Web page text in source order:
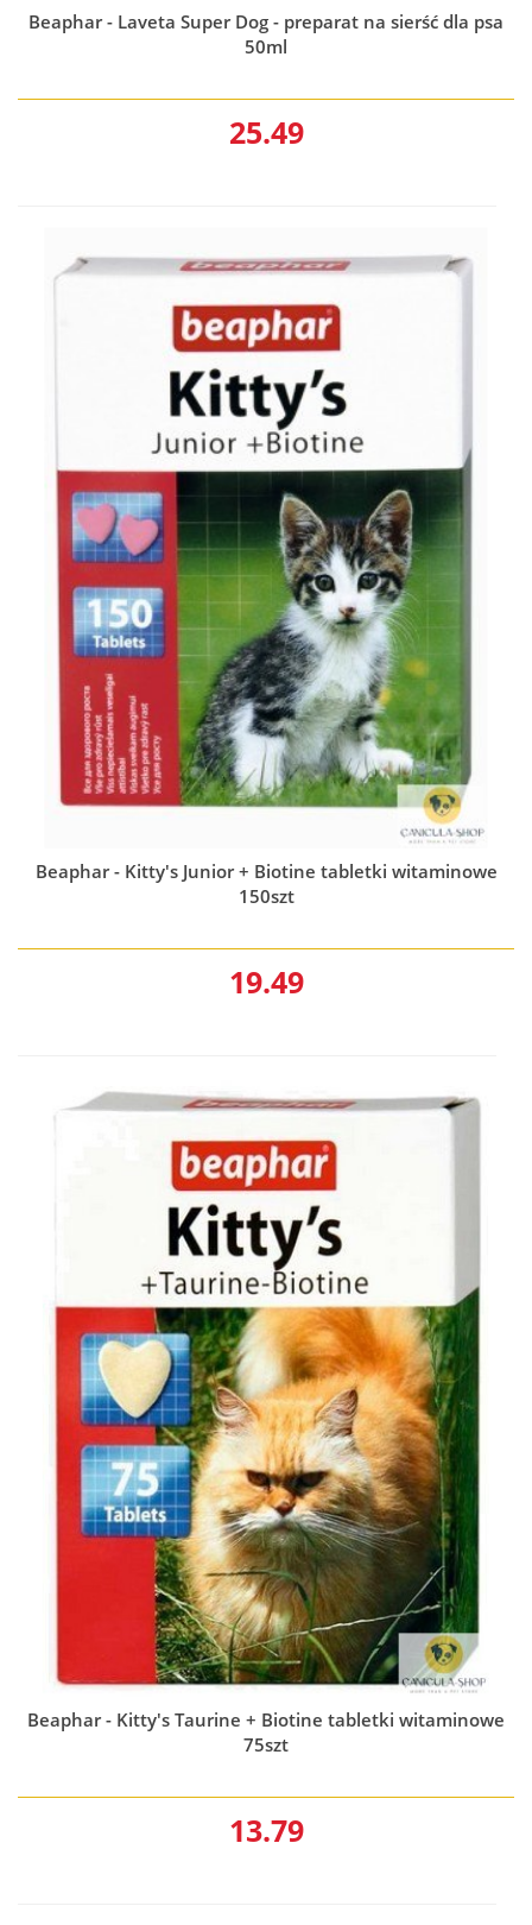
Beaphar - Laveta Super Dog - preparat na sierść dla psa
50ml
25.49
Beaphar - Kitty's Junior + Biotine tabletki witaminowe
150szt
19.49
Beaphar - Kitty's Taurine + Biotine tabletki witaminowe
75szt
13.79